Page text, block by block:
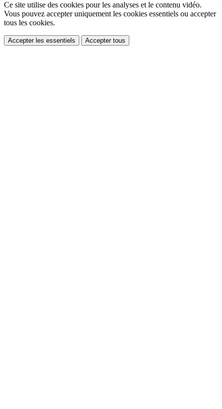
Ce site utilise des cookies pour les analyses et le contenu vidéo.
Vous pouvez accepter uniquement les cookies essentiels ou accepter
tous les cookies.
Accepter les essentiels Accepter tous